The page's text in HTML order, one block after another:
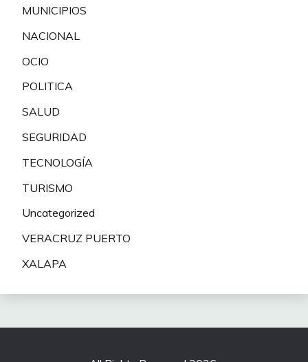
MUNICIPIOS
NACIONAL
OCIO
POLITICA
SALUD
SEGURIDAD
TECNOLOGÍA
TURISMO
Uncategorized
VERACRUZ PUERTO
XALAPA